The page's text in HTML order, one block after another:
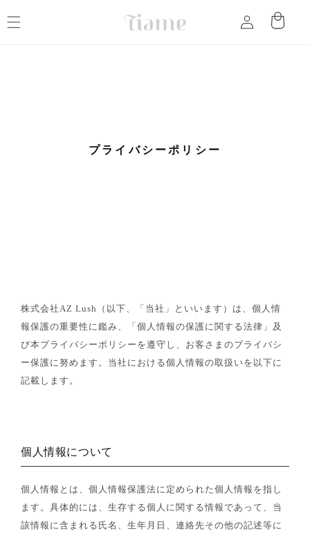
グ
イ
ー
プライバシーポリシー
株式会社AZ Lush（以下、「当社」といいます）は、個人情
報保護の重要性に鑑み、「個人情報の保護に関する法律」及
び本プライバシーポリシーを遵守し、お客さまのプライバシ
ー保護に努めます。当社における個人情報の取扱いを以下に
記載します。
個人情報について
個人情報とは、個人情報保護法に定められた個人情報を指し
ます。具体的には、生存する個人に関する情報であって、当
該情報に含まれる氏名、生年月日、連絡先その他の記述等に